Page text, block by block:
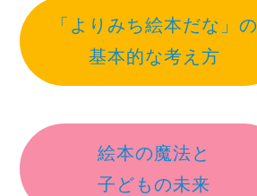
「よりみち絵本だな」の
基本的な考え方
絵本の魔法と
子どもの未来